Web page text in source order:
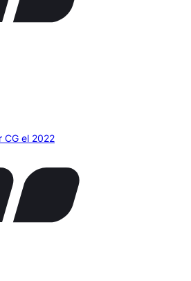
CG el 2022